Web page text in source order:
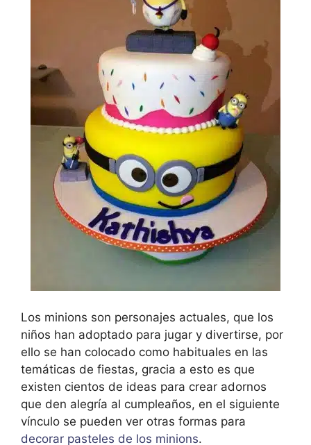
Los minions son personajes actuales, que los
niños han adoptado para jugar y divertirse, por
ello se han colocado como habituales en las
temáticas de fiestas, gracia a esto es que
existen cientos de ideas para crear adornos
que den alegría al cumpleaños, en el siguiente
vínculo se pueden ver otras formas para
decorar pasteles de los minions.